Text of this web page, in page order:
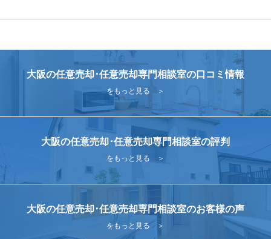
大阪の任意売却･任意売却専門相談室の口コミ情報
をもっと見る ＞
大阪の任意売却･任意売却専門相談室の評判
をもっと見る ＞
大阪の任意売却･任意売却専門相談室のお客様の声
をもっと見る ＞